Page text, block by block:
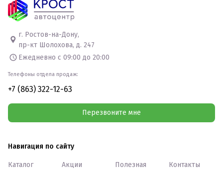
г. Ростов-на-Дону,
пр-кт Шолохова, д. 247
Ежедневно с 09:00 до 20:00
Телефоны отдела продаж:
+7 (863) 322-12-63
Перезвоните мне
Навигация по сайту
Каталог
Акции
Полезная
Контакты